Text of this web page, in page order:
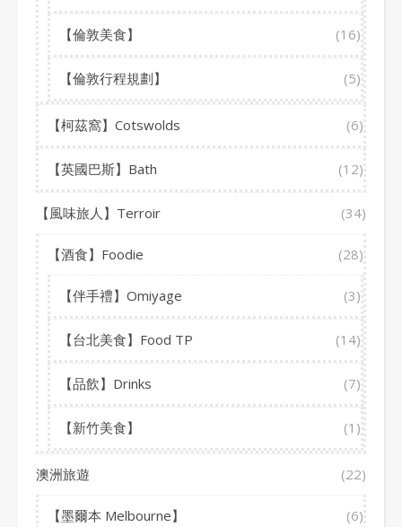
【倫敦美食】 (16)
【倫敦行程規劃】 (5)
【柯茲窩】Cotswolds (6)
【英國巴斯】Bath (12)
【風味旅人】Terroir (34)
【酒食】Foodie (28)
【伴手禮】Omiyage (3)
【台北美食】Food TP (14)
【品飲】Drinks (7)
【新竹美食】 (1)
澳洲旅遊 (22)
【墨爾本 Melbourne】 (6)